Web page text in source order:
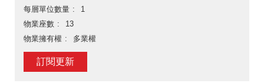
每層單位數量
1
物業座數
13
物業擁有權
多業權
訂閱更新